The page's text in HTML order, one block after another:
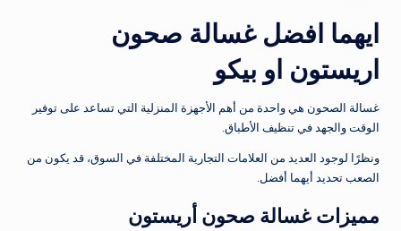
ايهما افضل غسالة صحون
اريستون او بيكو
غسالة الصحون هي واحدة من أهم الأجهزة المنزلية التي تساعد على توفير
الوقت والجهد في تنظيف الأطباق.
ونظرًا لوجود العديد من العلامات التجارية المختلفة في السوق، قد يكون من
الصعب تحديد أيهما أفضل.
مميزات غسالة صحون أريستون